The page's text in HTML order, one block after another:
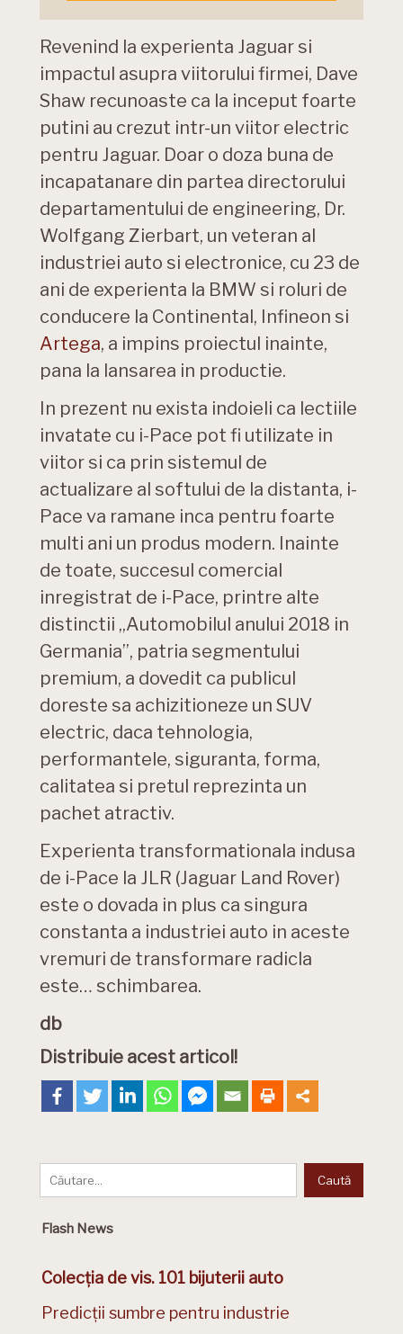
Revenind la experienta Jaguar si
impactul asupra viitorului firmei, Dave
Shaw recunoaste ca la inceput foarte
putini au crezut intr-un viitor electric
pentru Jaguar. Doar o doza buna de
incapatanare din partea directorului
departamentului de engineering, Dr.
Wolfgang Zierbart, un veteran al
industriei auto si electronice, cu 23 de
ani de experienta la BMW si roluri de
conducere la Continental, Infineon si
Artega, a impins proiectul inainte,
pana la lansarea in productie.
In prezent nu exista indoieli ca lectiile
invatate cu i-Pace pot fi utilizate in
viitor si ca prin sistemul de
actualizare al softului de la distanta, i-
Pace va ramane inca pentru foarte
multi ani un produs modern. Inainte
de toate, succesul comercial
inregistrat de i-Pace, printre alte
distinctii „Automobilul anului 2018 in
Germania”, patria segmentului
premium, a dovedit ca publicul
doreste sa achizitioneze un SUV
electric, daca tehnologia,
performantele, siguranta, forma,
calitatea si pretul reprezinta un
pachet atractiv.
Experienta transformationala indusa
de i-Pace la JLR (Jaguar Land Rover)
este o dovada in plus ca singura
constanta a industriei auto in aceste
vremuri de transformare radicla
este… schimbarea.
db
Distribuie acest articol!
Flash News
Colecția de vis. 101 bijuterii auto
Predicții sumbre pentru industrie